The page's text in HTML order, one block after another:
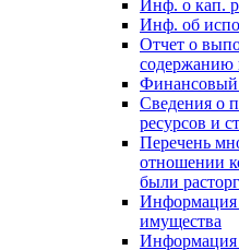
Инф. о кап.
Инф. об
Отчет о
содержанию
Финансовый
Сведения о
ресурсов и
Перечень
отношении
были
Информация
имущества
Информация